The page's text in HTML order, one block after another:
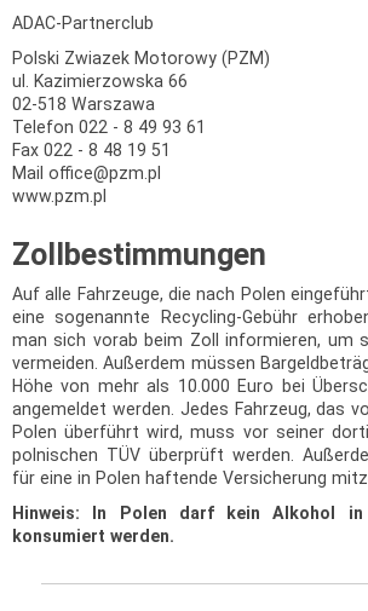
ADAC-Partnerclub
Polski Zwiazek Motorowy (PZM)
ul. Kazimierzowska 66
02-518 Warszawa
Telefon 022 - 8 49 93 61
Fax 022 - 8 48 19 51
Mail office@pzm.pl
www.pzm.pl
Zollbestimmungen
Auf alle Fahrzeuge, die nach Polen
eine sogenannte Recycling-Gebühr
man sich vorab beim Zoll informieren, um
vermeiden. Außerdem müssen
Höhe von mehr als 10.000 Euro bei
angemeldet werden. Jedes Fahrzeug, das
Polen überführt wird, muss vor seiner
polnischen TÜV überprüft werden.
für eine in Polen haftende Versicherung
Hinweis: In Polen darf kein Alkohol
konsumiert werden.